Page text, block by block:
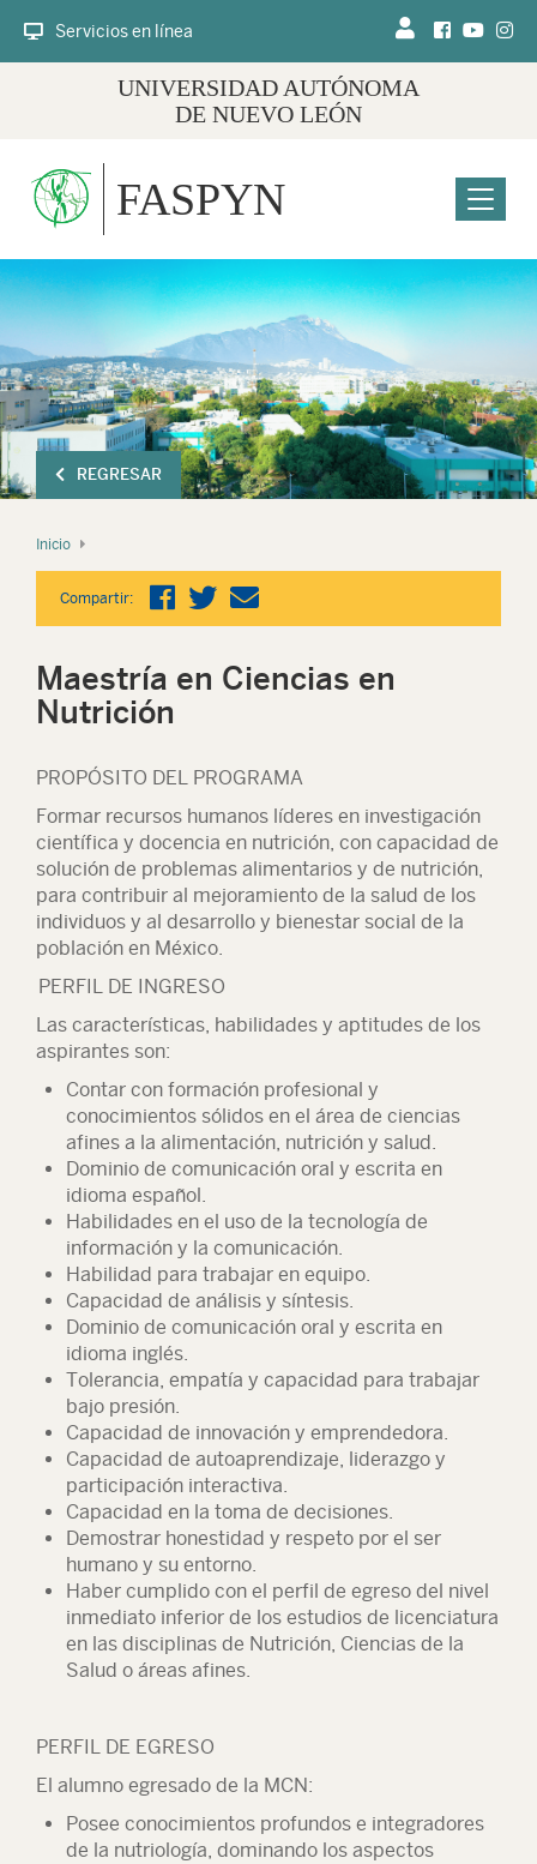
Servicios en línea
UNIVERSIDAD AUTÓNOMA
DE NUEVO LEÓN
Menu
FASPYN
REGRESAR
Inicio
Compartir:
Maestría en Ciencias en
Nutrición
PROPÓSITO DEL PROGRAMA
Formar recursos humanos líderes en investigación
científica y docencia en nutrición, con capacidad de
solución de problemas alimentarios y de nutrición,
para contribuir al mejoramiento de la salud de los
individuos y al desarrollo y bienestar social de la
población en México.
PERFIL DE INGRESO
Las características, habilidades y aptitudes de los
aspirantes son:
Contar con formación profesional y
conocimientos sólidos en el área de ciencias
afines a la alimentación, nutrición y salud.
Dominio de comunicación oral y escrita en
idioma español.
Habilidades en el uso de la tecnología de
información y la comunicación.
Habilidad para trabajar en equipo.
Capacidad de análisis y síntesis.
Dominio de comunicación oral y escrita en
idioma inglés.
Tolerancia, empatía y capacidad para trabajar
bajo presión.
Capacidad de innovación y emprendedora.
Capacidad de autoaprendizaje, liderazgo y
participación interactiva.
Capacidad en la toma de decisiones.
Demostrar honestidad y respeto por el ser
humano y su entorno.
Haber cumplido con el perfil de egreso del nivel
inmediato inferior de los estudios de licenciatura
en las disciplinas de Nutrición, Ciencias de la
Salud o áreas afines.
PERFIL DE EGRESO
El alumno egresado de la MCN:
Posee conocimientos profundos e integradores
de la nutriología, dominando los aspectos